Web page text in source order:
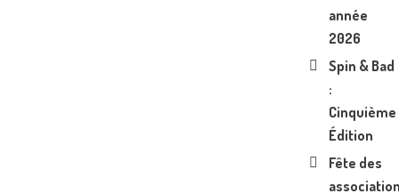
année
2026
Spin & Bad
:
Cinquième
Édition
Fête des